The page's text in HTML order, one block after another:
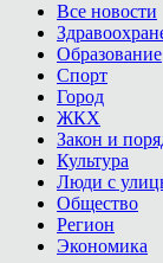
Все новости
Образование
Спорт
Город
ЖКХ
Закон и
Культура
Люди с
Общество
Регион
Экономика